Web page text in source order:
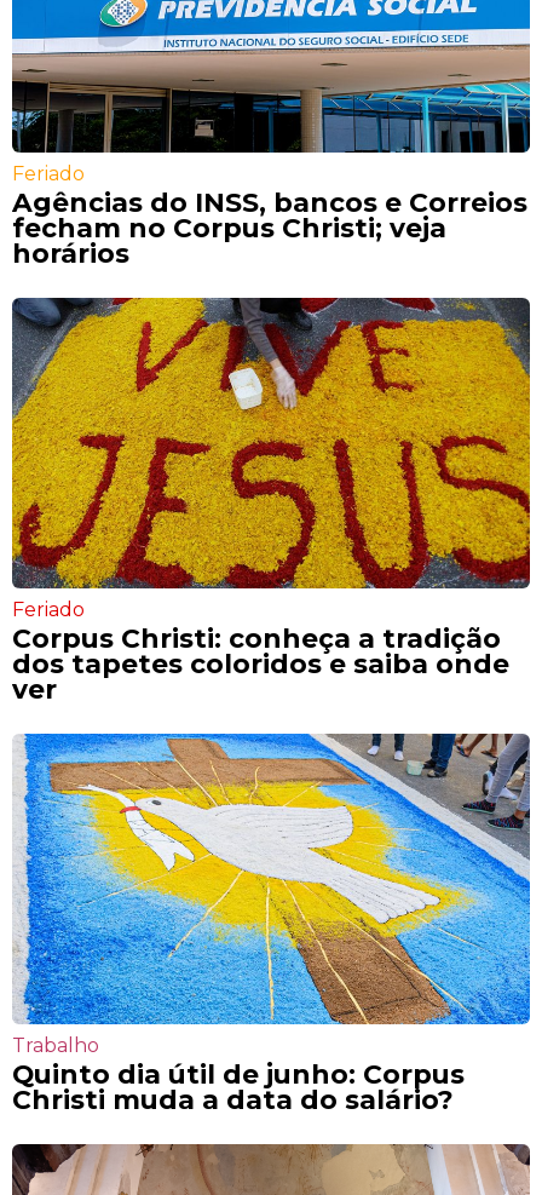
Feriado
Agências do INSS, bancos e Correios
fecham no Corpus Christi; veja
horários
Feriado
Corpus Christi: conheça a tradição
dos tapetes coloridos e saiba onde
ver
Trabalho
Quinto dia útil de junho: Corpus
Christi muda a data do salário?